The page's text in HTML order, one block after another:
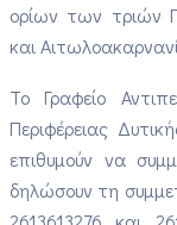
ορίων των τριών
και
Το Γραφείο
Περιφέρειας
επιθυμούν να
δηλώσουν τη